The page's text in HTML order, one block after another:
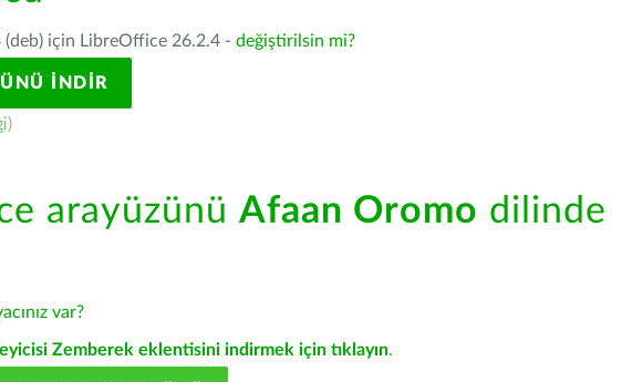
için LibreOffice 26.2.4 - değiştirilsin mi?
İNDIR
)
arayüzünü Afaan Oromo dilinde
var?
Zemberek eklentisini indirmek için tıklayın.